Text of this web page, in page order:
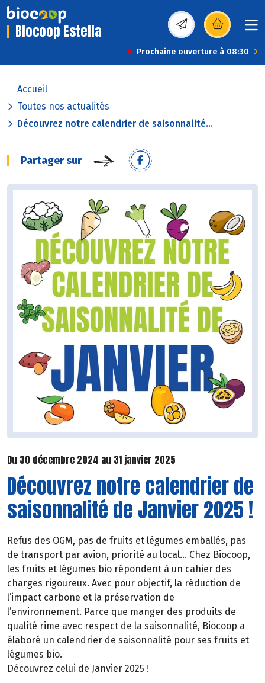
Biocoop Estella (s’ouvre dans une
Prochaine ouverture à 08:30
Accueil
Toutes nos actualités
Découvrez notre calendrier de saisonnalité...
Partager sur
Du 30 décembre 2024 au 31 janvier 2025
Découvrez notre calendrier de
saisonnalité de Janvier 2025 !
Refus des OGM, pas de fruits et légumes emballés, pas
de transport par avion, priorité au local… Chez Biocoop,
les fruits et légumes bio répondent à un cahier des
charges rigoureux. Avec pour objectif, la réduction de
l’impact carbone et la préservation de
l’environnement. Parce que manger des produits de
qualité rime avec respect de la saisonnalité, Biocoop a
élaboré un calendrier de saisonnalité pour ses fruits et
légumes bio.
Découvrez celui de Janvier 2025 !